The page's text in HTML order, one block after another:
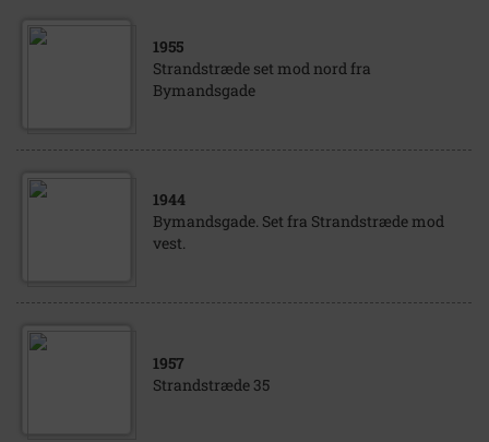
1955
Strandstræde set mod nord fra
Bymandsgade
1944
Bymandsgade. Set fra Strandstræde mod
vest.
1957
Strandstræde 35